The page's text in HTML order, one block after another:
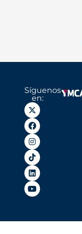
Síguenos
en: